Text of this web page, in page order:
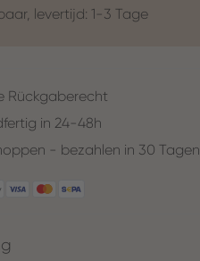
levertijd: 1-3 Tage
Rückgaberecht
in 24-48h
- bezahlen in 30 Tagen